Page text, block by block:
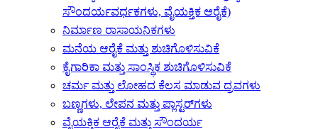
ಸೌಂದರ್ಯವರ್ಧಕಗಳು, ವೈಯಕ್ತಿಕ ಆರೈಕೆ)
ನಿರ್ಮಾಣ ರಾಸಾಯನಿಕಗಳು
ಮನೆಯ ಆರೈಕೆ ಮತ್ತು ಶುಚಿಗೊಳಿಸುವಿಕೆ
ಕೈಗಾರಿಕಾ ಮತ್ತು ಸಾಂಸ್ಥಿಕ ಶುಚಿಗೊಳಿಸುವಿಕೆ
ಚರ್ಮ ಮತ್ತು ಲೋಹದ ಕೆಲಸ ಮಾಡುವ ದ್ರವಗಳು
ಬಣ್ಣಗಳು, ಲೇಪನ ಮತ್ತು ಪ್ಲಾಸ್ಟರ್‌ಗಳು
ವೈಯಕ್ತಿಕ ಆರೈಕೆ ಮತ್ತು ಸೌಂದರ್ಯ